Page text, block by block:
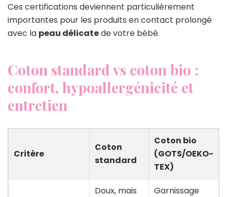
Ces certifications deviennent particulièrement
importantes pour les produits en contact prolongé
avec la peau délicatede votre bébé.
Coton standard vs coton bio :
confort, hypoallergénicité et
entretien
Critère
Coton
standard
Coton bio
(GOTS/OEKO-
TEX)
Doux, mais
Garnissage